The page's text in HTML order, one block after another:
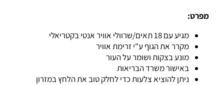
מפרט:
מגיע עם 18 תאים/שרוולי אוויר אנטי בקטריאלי
מקרר את הגוף ע"י זרימת אוויר
מונע בצקות ושומר על העור
באישור משרד הבריאות
ניתן להוציא צלעות כדי לחלק טוב את הלחץ במזרון